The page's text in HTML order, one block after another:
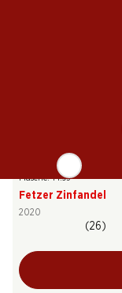
Flasche: 14.95
Fetzer Zinfandel
2020
(26)